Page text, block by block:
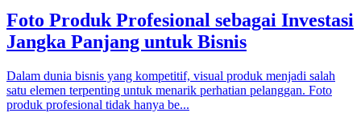
Foto Produk Profesional sebagai Investasi
Jangka Panjang untuk Bisnis
Dalam dunia bisnis yang kompetitif, visual produk menjadi salah
satu elemen terpenting untuk menarik perhatian pelanggan. Foto
produk profesional tidak hanya be...